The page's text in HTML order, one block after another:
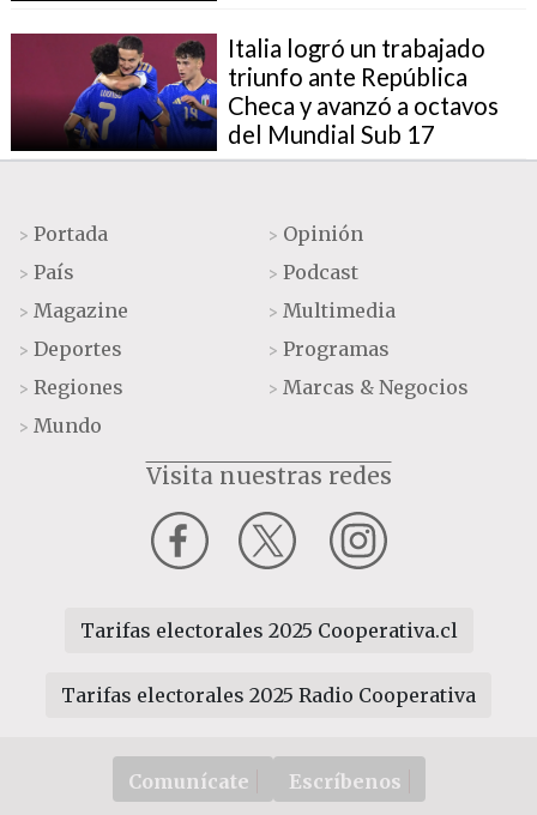
Italia logró un trabajado
triunfo ante República
Checa y avanzó a octavos
del Mundial Sub 17
> Portada
> País
> Magazine
> Deportes
> Regiones
> Mundo
> Opinión
> Podcast
> Multimedia
> Programas
> Marcas & Negocios
Visita nuestras redes
Tarifas electorales 2025 Cooperativa.cl
Tarifas electorales 2025 Radio Cooperativa
Comunícate Escríbenos